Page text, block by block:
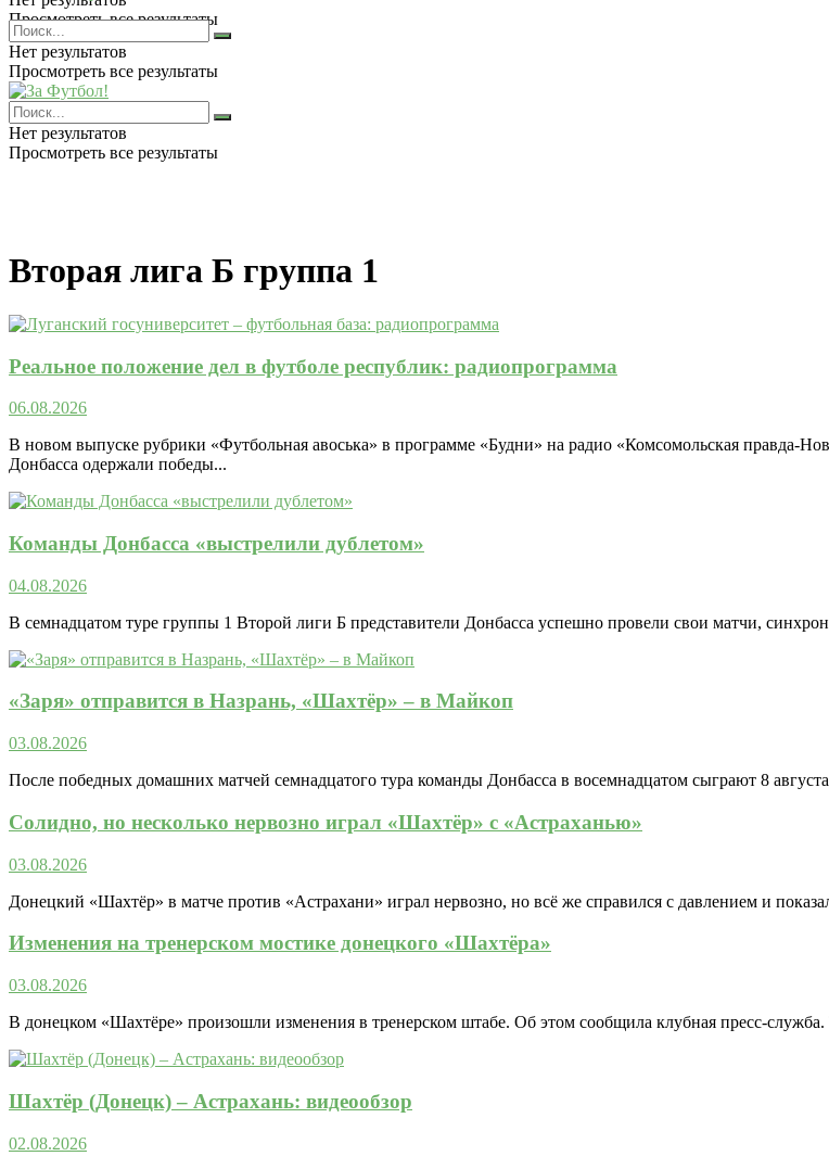
Просмотреть все результаты
Нет результатов
Просмотреть все результаты
Нет результатов
Просмотреть все результаты
Вторая лига Б группа 1
Реальное положение дел в футболе республик: радиопрограмма
06.08.2026
В новом выпуске рубрики «Футбольная авоська» в программе «Будни» на радио «Комсомольская правда-
Донбасса одержали победы...
Команды Донбасса «выстрелили дублетом»
04.08.2026
В семнадцатом туре группы 1 Второй лиги Б представители Донбасса успешно провели свои матчи,
«Заря» отправится в Назрань, «Шахтёр» – в Майкоп
03.08.2026
После победных домашних матчей семнадцатого тура команды Донбасса в восемнадцатом сыграют 8
Солидно, но несколько нервозно играл «Шахтёр» с «Астраханью»
03.08.2026
Донецкий «Шахтёр» в матче против «Астрахани» играл нервозно, но всё же справился с давлением и
Изменения на тренерском мостике донецкого «Шахтёра»
03.08.2026
В донецком «Шахтёре» произошли изменения в тренерском штабе. Об этом сообщила клубная пресс-
Шахтёр (Донецк) – Астрахань: видеообзор
02.08.2026